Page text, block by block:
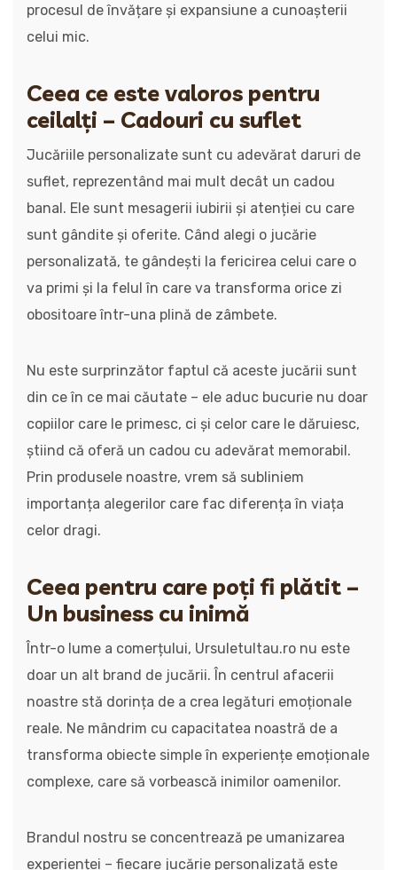
procesul de învățare și expansiune a cunoașterii
celui mic.
Ceea ce este valoros pentru
ceilalți – Cadouri cu suflet
Jucăriile personalizate sunt cu adevărat daruri de
suflet, reprezentând mai mult decât un cadou
banal. Ele sunt mesagerii iubirii și atenției cu care
sunt gândite și oferite. Când alegi o jucărie
personalizată, te gândești la fericirea celui care o
va primi și la felul în care va transforma orice zi
obositoare într-una plină de zâmbete.
Nu este surprinzător faptul că aceste jucării sunt
din ce în ce mai căutate – ele aduc bucurie nu doar
copiilor care le primesc, ci și celor care le dăruiesc,
știind că oferă un cadou cu adevărat memorabil.
Prin produsele noastre, vrem să subliniem
importanța alegerilor care fac diferența în viața
celor dragi.
Ceea pentru care poți fi plătit –
Un business cu inimă
Într-o lume a comerțului, Ursuletultau.ro nu este
doar un alt brand de jucării. În centrul afacerii
noastre stă dorința de a crea legături emoționale
reale. Ne mândrim cu capacitatea noastră de a
transforma obiecte simple în experiențe emoționale
complexe, care să vorbească inimilor oamenilor.
Brandul nostru se concentrează pe umanizarea
experienței – fiecare jucărie personalizată este